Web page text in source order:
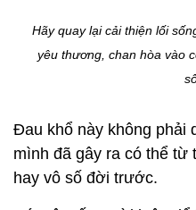
Hãy quay lại cải thiện lối
yêu thương, chan hòa vào
Đau khổ này không phải
mình đã gây ra có thể
hay vô số đời trước.